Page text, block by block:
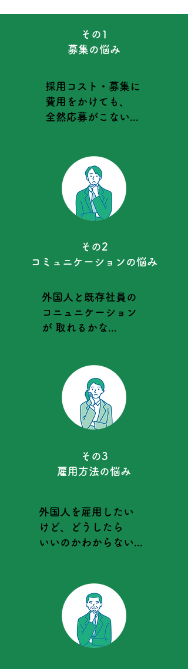
その1
​募集の悩み
採用コスト・募集に
費用をかけても、
全然応募がこない...
その2
​コミュニケーションの悩み
外国人と既存社員の
コニュニケーション
が 取れるかな...
その3
​雇用方法の悩み
外国人を雇用したい
けど、どうしたら
いいのかわからない...